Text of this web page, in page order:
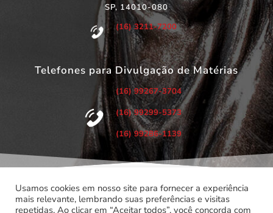
SP, 14010-080
(16) 3211-7200
Telefones para Divulgação de Matérias
(16) 99267-3704
(16) 99299-5373
(16) 99286-1139
Usamos cookies em nosso site para fornecer a experiência
mais relevante, lembrando suas preferências e visitas
repetidas. Ao clicar em “Aceitar todos”, você concorda com